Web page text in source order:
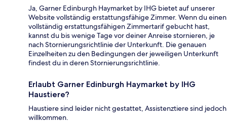
Ja, Garner Edinburgh Haymarket by IHG bietet auf unserer
Website vollständig erstattungsfähige Zimmer. Wenn du einen
vollständig erstattungsfähigen Zimmertarif gebucht hast,
kannst du bis wenige Tage vor deiner Anreise stornieren, je
nach Stornierungsrichtlinie der Unterkunft. Die genauen
Einzelheiten zu den Bedingungen der jeweiligen Unterkunft
findest du in deren Stornierungsrichtlinie.
Erlaubt Garner Edinburgh Haymarket by IHG
Haustiere?
Haustiere sind leider nicht gestattet, Assistenztiere sind jedoch
willkommen.